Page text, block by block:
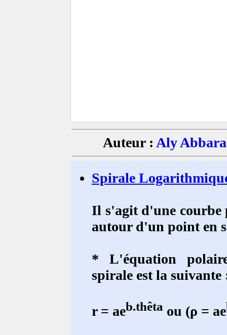
Auteur : Aly Abbara
Spirale
Il s'agit d'une courbe
autour d'un point en
* L'équation
spirale est la suivante
r = aeb.thêta ou (ρ = ae